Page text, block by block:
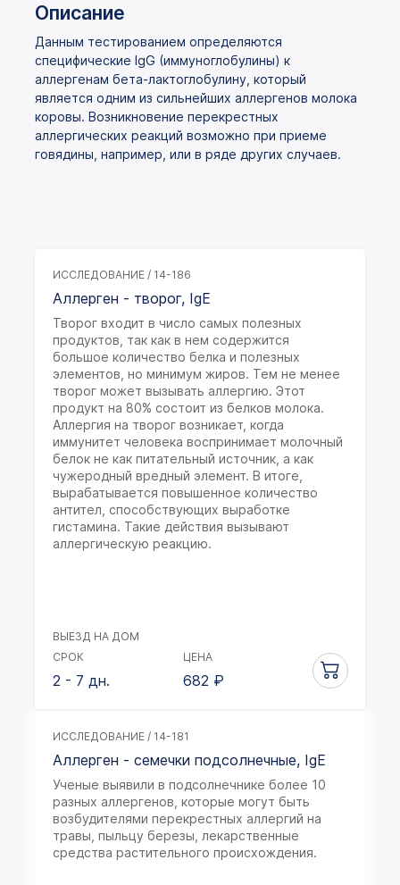
Описание
Данным тестированием определяются
специфические IgG (иммуноглобулины) к
аллергенам бета-лактоглобулину, который
является одним из сильнейших аллергенов молока
коровы. Возникновение перекрестных
аллергических реакций возможно при приеме
говядины, например, или в ряде других случаев.
ИССЛЕДОВАНИЕ / 14-186
Аллерген - творог, IgE
Творог входит в число самых полезных
продуктов, так как в нем содержится
большое количество белка и полезных
элементов, но минимум жиров. Тем не менее
творог может вызывать аллергию. Этот
продукт на 80% состоит из белков молока.
Аллергия на творог возникает, когда
иммунитет человека воспринимает молочный
белок не как питательный источник, а как
чужеродный вредный элемент. В итоге,
вырабатывается повышенное количество
антител, способствующих выработке
гистамина. Такие действия вызывают
аллергическую реакцию.
ВЫЕЗД НА ДОМ
СРОК
2 - 7 дн.
ЦЕНА
682 ₽
ИССЛЕДОВАНИЕ / 14-181
Аллерген - семечки подсолнечные, IgE
Ученые выявили в подсолнечнике более 10
разных аллергенов, которые могут быть
возбудителями перекрестных аллергий на
травы, пыльцу березы, лекарственные
средства растительного происхождения.